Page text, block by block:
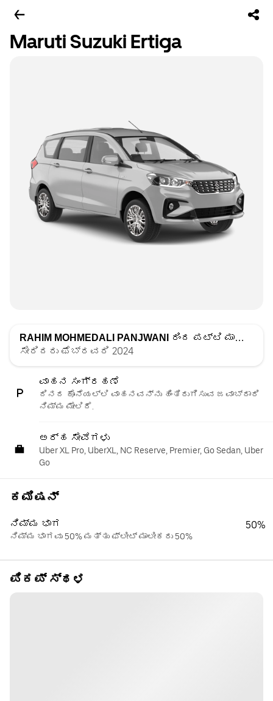
Maruti Suzuki Ertiga
RAHIM MOHMEDALI PANJWANI ರಿಂದ ಪಟ್ಟಿ ಮಾಡಲಾಗಿದೆ
ಸೇರಿದರು ಫೆಬ್ರವರಿ 2024
ವಾಹನ ಸಂಗ್ರಹಣೆ
ದಿನದ ಕೊನೆಯಲ್ಲಿ ವಾಹನವನ್ನು ಹಿಂತಿರುಗಿಸುವ ಜವಾಬ್ದಾರಿ
ನಿಮ್ಮ ಮೇಲಿದೆ.
ಅರ್ಹ ಸೇವೆಗಳು
Uber XL Pro, UberXL, NC Reserve, Premier, Go Sedan, Uber
Go
ಕಮಿಷನ್
ನಿಮ್ಮ ಭಾಗ
ನಿಮ್ಮ ಭಾಗವು 50% ಮತ್ತು ಫ್ಲೀಟ್ ಮಾಲೀಕರು 50%
50%
ಪಿಕಪ್ ಸ್ಥಳ